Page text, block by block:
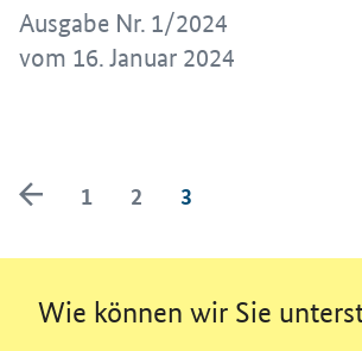
Ausgabe Nr. 1/2024
vom 16. Januar 2024
zurück blättern
1 2 3
Wie können wir Sie